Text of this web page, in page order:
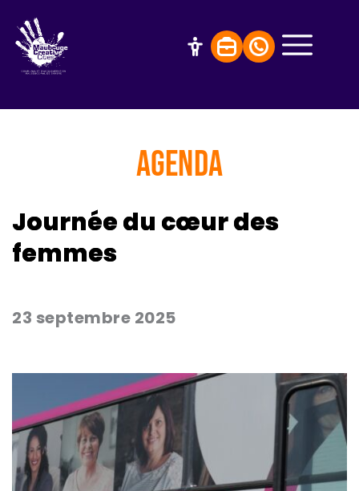
AGENDA
Journée du cœur des
femmes
23 septembre 2025